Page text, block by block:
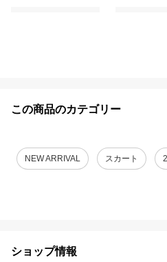
この商品のカテゴリー
NEW ARRIVAL スカート
ショップ情報